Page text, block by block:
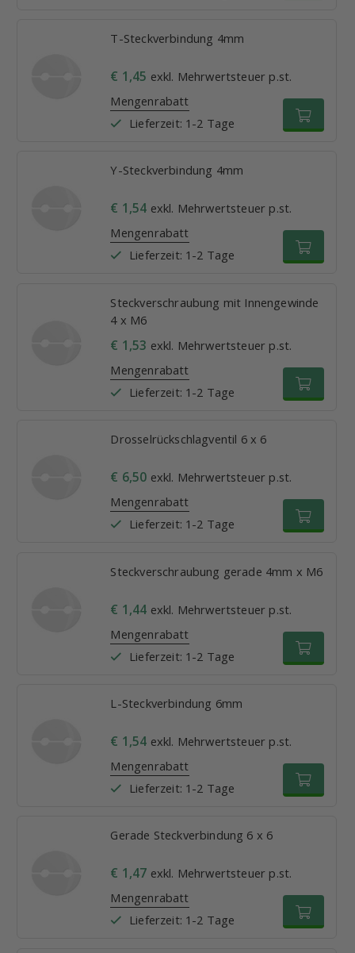
T-Steckverbindung 4mm
€ 1,45 exkl. Mehrwertsteuer p.st.
Mengenrabatt
Lieferzeit: 1-2 Tage
Y-Steckverbindung 4mm
€ 1,54 exkl. Mehrwertsteuer p.st.
Mengenrabatt
Lieferzeit: 1-2 Tage
Steckverschraubung mit Innengewinde
4 x M6
€ 1,53 exkl. Mehrwertsteuer p.st.
Mengenrabatt
Lieferzeit: 1-2 Tage
Drosselrückschlagventil 6 x 6
€ 6,50 exkl. Mehrwertsteuer p.st.
Mengenrabatt
Lieferzeit: 1-2 Tage
Steckverschraubung gerade 4mm x M6
€ 1,44 exkl. Mehrwertsteuer p.st.
Mengenrabatt
Lieferzeit: 1-2 Tage
L-Steckverbindung 6mm
€ 1,54 exkl. Mehrwertsteuer p.st.
Mengenrabatt
Lieferzeit: 1-2 Tage
Gerade Steckverbindung 6 x 6
€ 1,47 exkl. Mehrwertsteuer p.st.
Mengenrabatt
Lieferzeit: 1-2 Tage